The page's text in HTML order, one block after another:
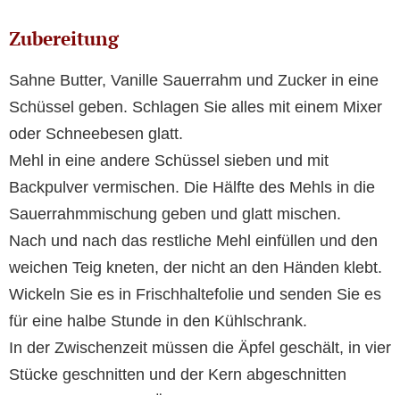
Zubereitung
Sahne Butter, Vanille Sauerrahm und Zucker in eine
Schüssel geben. Schlagen Sie alles mit einem Mixer
oder Schneebesen glatt.
Mehl in eine andere Schüssel sieben und mit
Backpulver vermischen. Die Hälfte des Mehls in die
Sauerrahmmischung geben und glatt mischen.
Nach und nach das restliche Mehl einfüllen und den
weichen Teig kneten, der nicht an den Händen klebt.
Wickeln Sie es in Frischhaltefolie und senden Sie es
für eine halbe Stunde in den Kühlschrank.
In der Zwischenzeit müssen die Äpfel geschält, in vier
Stücke geschnitten und der Kern abgeschnitten